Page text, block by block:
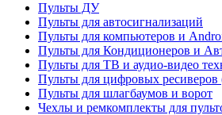
Пульты ДУ
Пульты для автосигнализаций
Пульты для компьютеров и
Пульты для Кондиционеров и
Пульты для ТВ и аудио-видео
Пульты для цифровых
Пульты для шлагбаумов и ворот
Чехлы и ремкомплекты для